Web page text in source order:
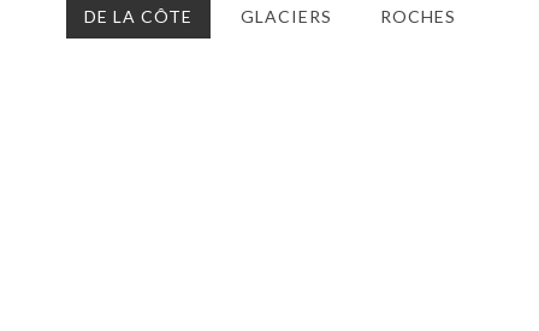
DE LA CÔTE GLACIERS ROCHES